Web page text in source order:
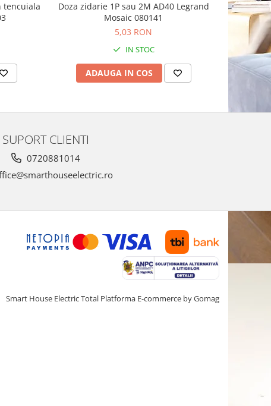
tencuiala
Doza zidarie 1P sau 2M AD40 Legrand
Mosaic 080141
5,03 RON
IN STOC
ADAUGA IN COS
Doza
SUPORT CLIENTI
0720881014
Smart House Electric Total Platforma E-commerce by Gomag